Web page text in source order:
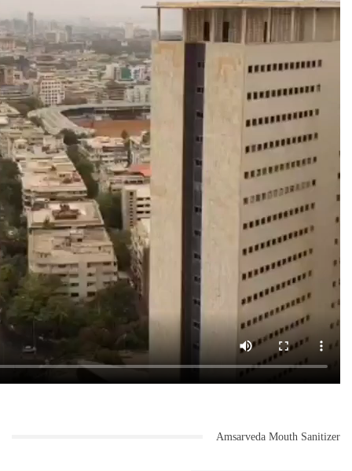
مزید برآں اگر باصرار انتخاب کرانا ممکن ہو تو اس کا نتیجہ فلسطینی
اتھارٹی کے ’اوور آل‘ کی صورت میں ہی نکلے گا۔ اس سے اوسلو معاہدہ اور
اس سے ملحقہ ’امن عمل‘ کا سراب جوں کا توں برقرار رہے گا۔ زمینی طور پر
کچھ تبدیل نہیں ہو سکے گا۔
اوسلو معاہدے میں فلسطینی مکمل طور پر ناکام رہے۔ اس کا فائدہ صرف
اسرائیل نے اٹھایا کیونکہ اس سے قومی آزادی کا منصوبہ انتہائی شرمناک
انداز میں زمین بوس ہوا۔ فلسطینی قیادت کا جذبہ اگر صادق ہے تو وہ
’سٹیٹس کو‘ کو برقرار رکھنے کی بجائے اس کے خاتمے کی راہ اپنائیں۔
معاہدہ اوسلو کے فریم ورک میں کامیاب انتخابی عمل بھی فلسطینیوں کی
توجہ آزادی کے منصوبے سے ہٹا کر ان کی توانائیوں کو ایک مردہ سیاسی
انجام کی طرف لے جائے گا، ایسا انجام جو صرف فلسطینی سیاسی اشرافیہ کے
مفادات کا ضامن ہو جبکہ فلسطینیوں کو ’امن کا لالی پاپ‘ دلا کر میٹھی
نیند سلا دے۔
Amsarveda Mouth Sanitizer